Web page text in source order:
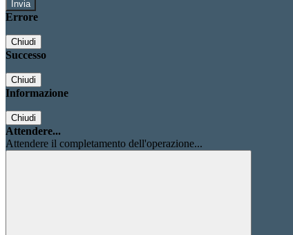
Errore
Chiudi
Successo
Chiudi
Informazione
Chiudi
Attendere...
Attendere il completamento dell'operazione...